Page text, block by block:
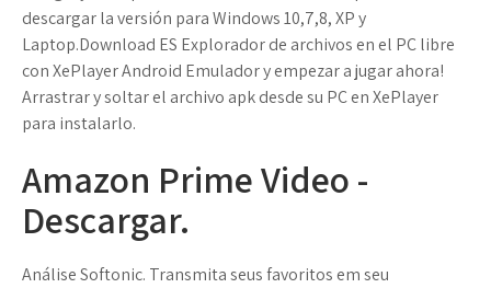
descargar la versión para Windows 10,7,8, XP y
Laptop.Download ES Explorador de archivos en el PC libre
con XePlayer Android Emulador y empezar a jugar ahora!
Arrastrar y soltar el archivo apk desde su PC en XePlayer
para instalarlo.
Amazon Prime Video -
Descargar.
Análise Softonic. Transmita seus favoritos em seu